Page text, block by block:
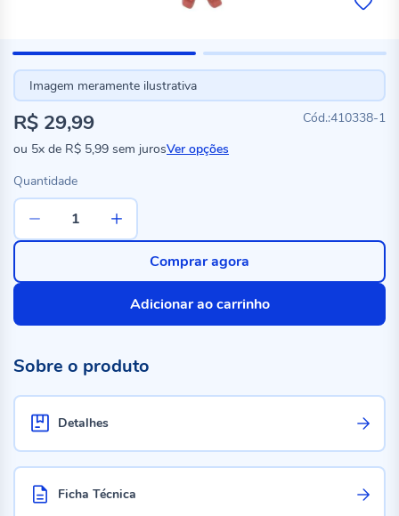
Imagem meramente ilustrativa
410338-1
R$ 29,99
ou 5x de R$ 5,99 sem jurosVer opções
Quantidade
Adicionar ao carrinho
Comprar agora
Sobre o produto
Detalhes
Ficha Técnica